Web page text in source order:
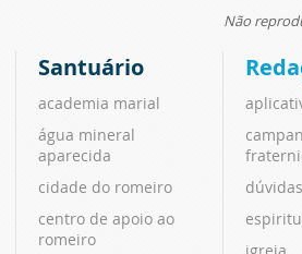
Não
Santuário
academia marial
água mineral
aparecida
cidade do romeiro
centro de apoio ao
romeiro
igreja